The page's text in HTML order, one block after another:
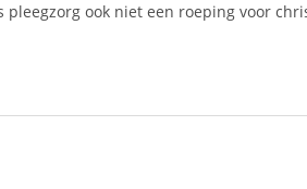
ook niet een roeping voor